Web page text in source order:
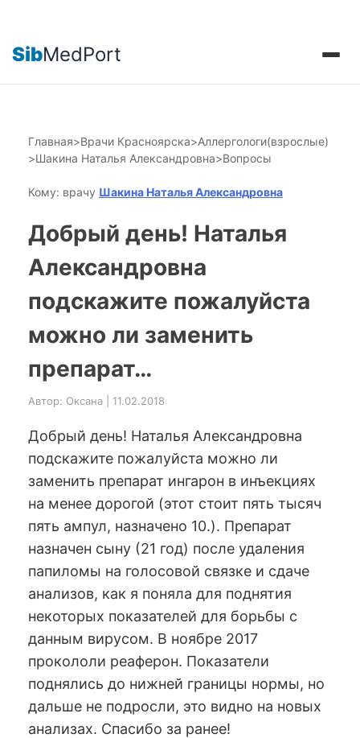
SibMedPort
Главная>Врачи Красноярска>Аллергологи(взрослые)
>Шакина Наталья Александровна>Вопросы
Кому: врачу Шакина Наталья Александровна
Добрый день! Наталья
Александровна
подскажите пожалуйста
можно ли заменить
препарат…
Автор: Оксана | 11.02.2018
Добрый день! Наталья Александровна
подскажите пожалуйста можно ли
заменить препарат ингарон в инъекциях
на менее дорогой (этот стоит пять тысяч
пять ампул, назначено 10.). Препарат
назначен сыну (21 год) после удаления
папиломы на голосовой связке и сдаче
анализов, как я поняла для поднятия
некоторых показателей для борьбы с
данным вирусом. В ноябре 2017
прокололи реаферон. Показатели
поднялись до нижней границы нормы, но
дальше не подросли, это видно на новых
анализах. Спасибо за ранее!